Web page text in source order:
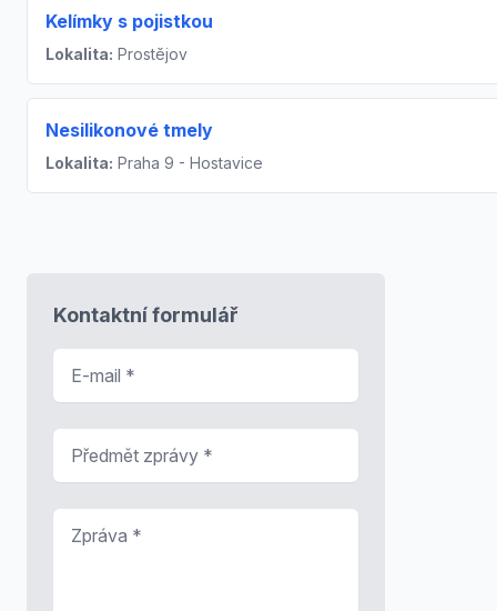
Kelímky s pojistkou
Lokalita: Prostějov
Nesilikonové tmely
Lokalita: Praha 9 - Hostavice
Kontaktní formulář